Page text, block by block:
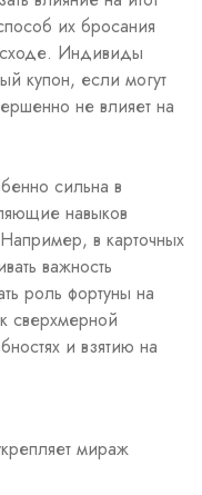
их бросания
Индивиды
купон, если могут
не влияет на
сильна в
навыков
в карточных
важность
роль фортуны на
сверхмерной
и взятию на
мираж